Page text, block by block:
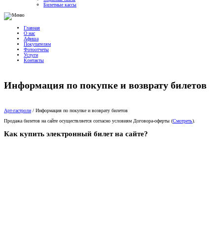
Билетные кассы
Главная
О нас
Афиша
Покупателям
Фотоотчеты
Услуги
Контакты
Информация по покупке и возврату билетов
Арт-гастроли / Информация по покупке и возврату билетов
Продажа билетов на сайте осуществляется согласно условиям Договора-оферты (Смотреть).
Как купить электронный билет на сайте?